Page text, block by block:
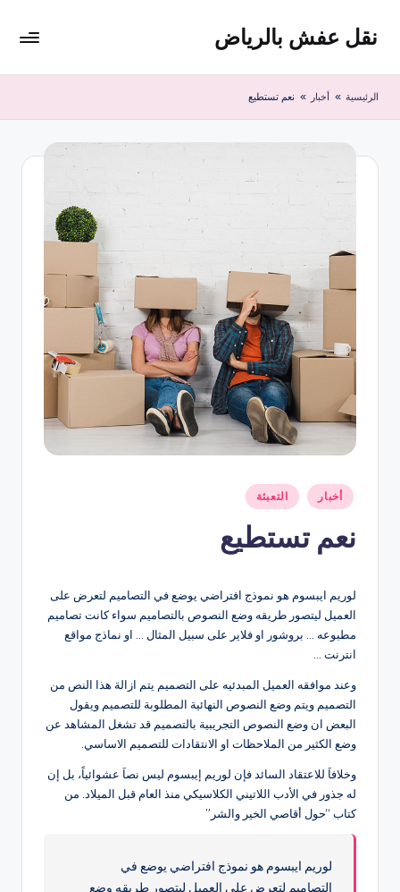
التجاوز
المحتوى
نقل عفش بالرياض
عفش
بالرياض
200
ريال
الرئيسية » أخبار » نعم تستطيع
نُشر
في
أخبار التعبئة
نعم تستطيع
لوريم ايبسوم هو نموذج افتراضي يوضع في التصاميم لتعرض على
العميل ليتصور طريقه وضع النصوص بالتصاميم سواء كانت تصاميم
مطبوعه … بروشور او فلاير على سبيل المثال … او نماذج مواقع
انترنت …
وعند موافقه العميل المبدئيه على التصميم يتم ازالة هذا النص من
التصميم ويتم وضع النصوص النهائية المطلوبة للتصميم ويقول
البعض ان وضع النصوص التجريبية بالتصميم قد تشغل المشاهد عن
وضع الكثير من الملاحظات او الانتقادات للتصميم الاساسي.
وخلافاَ للاعتقاد السائد فإن لوريم إيبسوم ليس نصاَ عشوائياً، بل إن
له جذور في الأدب اللاتيني الكلاسيكي منذ العام قبل الميلاد. من
كتاب “حول أقاصي الخير والشر”
لوريم ايبسوم هو نموذج افتراضي يوضع في
التصاميم لتعرض على العميل ليتصور طريقه وضع